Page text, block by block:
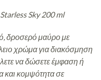
Sky 200 ml
δροσερό μαύρο με
χρώμα για διακόσμηση
να δώσετε έμφαση ή
και κομψότητα σε